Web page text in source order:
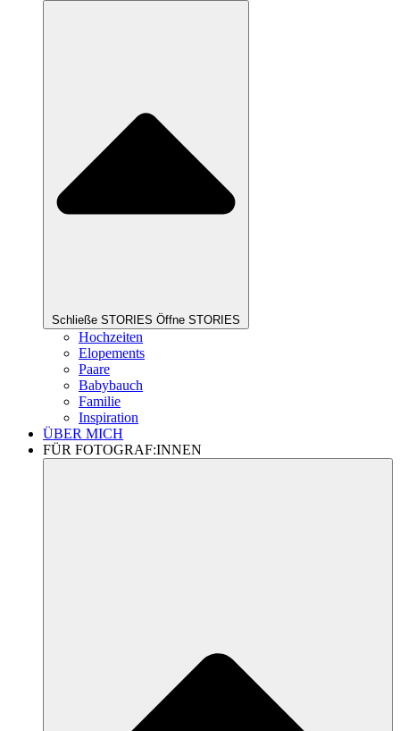
Schließe STORIES Öffne STORIES
Hochzeiten
Elopements
Paare
Babybauch
Familie
Inspiration
ÜBER MICH
FÜR FOTOGRAF:INNEN